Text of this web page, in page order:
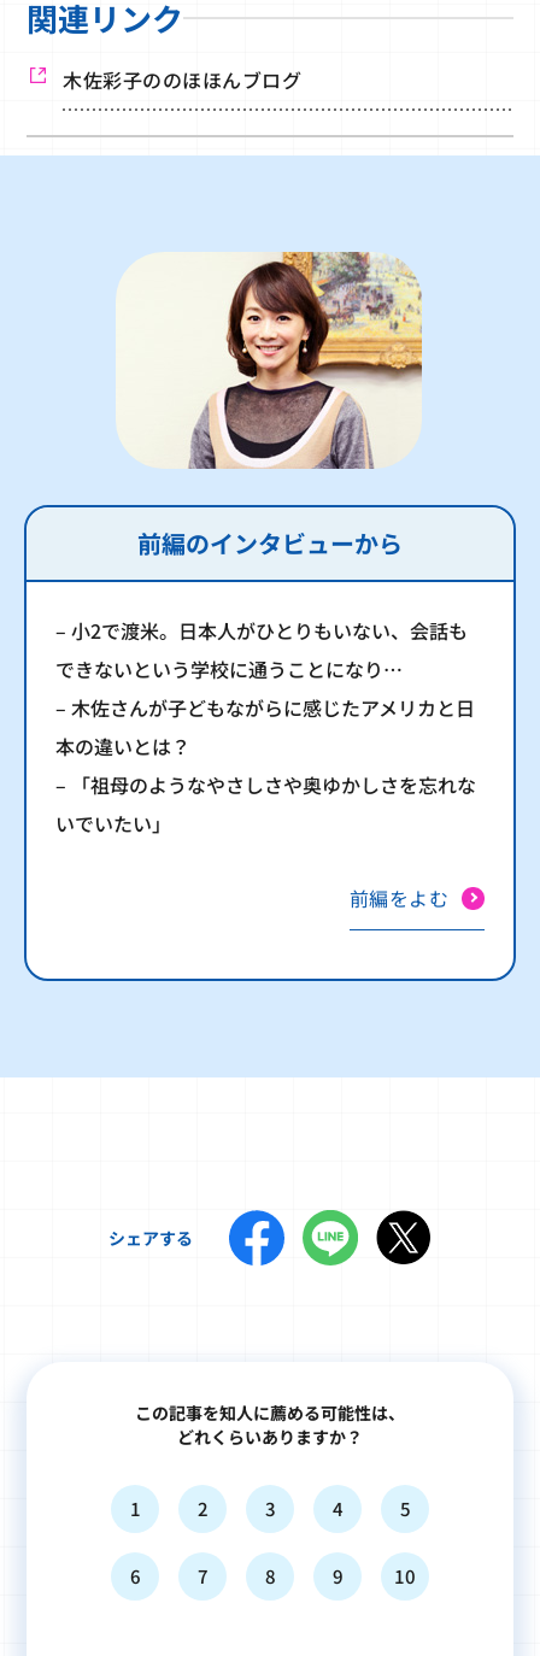
関連リンク
木佐彩子ののほほんブログ
前編のインタビューから
– 小2で渡米。日本人がひとりもいない、会話も
できないという学校に通うことになり…
– 木佐さんが子どもながらに感じたアメリカと日
本の違いとは？
– 「祖母のようなやさしさや奥ゆかしさを忘れな
いでいたい」
前編をよむ
シェアする
この記事を知人に薦める可能性は、
どれくらいありますか？
1 2 3 4 5
6 7 8 9 10